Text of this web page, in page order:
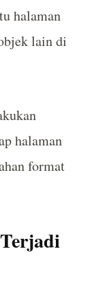
halaman
lain di
halaman
format